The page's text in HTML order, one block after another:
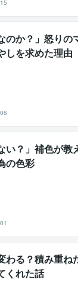
のか？」怒りの
しを求めた理由
い？」補色が教
の色彩
わる？積み重ね
くれた話